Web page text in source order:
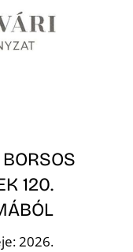
120.
2026.